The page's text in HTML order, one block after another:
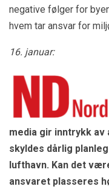
negative følger for
hvem tar ansvar for
16. januar:
media gir inntrykk
skyldes dårlig
lufthavn. Kan det
ansvaret plasseres